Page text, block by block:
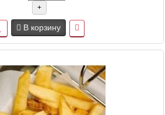
+
В корзину